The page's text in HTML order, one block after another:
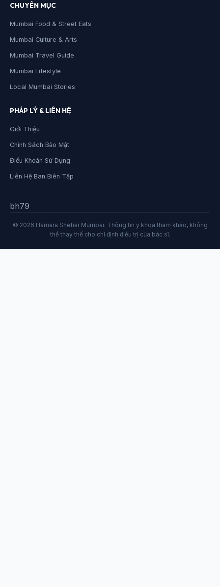
CHUYÊN MỤC
Mumbai Food & Street Eats
Mumbai Culture & Arts
Mumbai Travel Guide
Mumbai Lifestyle
Local Mumbai Stories
PHÁP LÝ & LIÊN HỆ
Giới Thiệu
Chính Sách Bảo Mật
Điều Khoản Sử Dụng
Liên Hệ Ban Biên Tập
bh79
© 2026 Hamara Shehar Mumbai. Thông tin y khoa tham khảo, không
thể thay thế cho chỉ định điều trị của bác sĩ.